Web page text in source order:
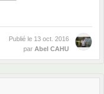
Publié le 13 oct. 2016
par Abel CAHU